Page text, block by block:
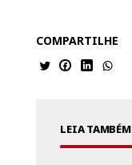
COMPARTILHE
LEIA TAMBÉM